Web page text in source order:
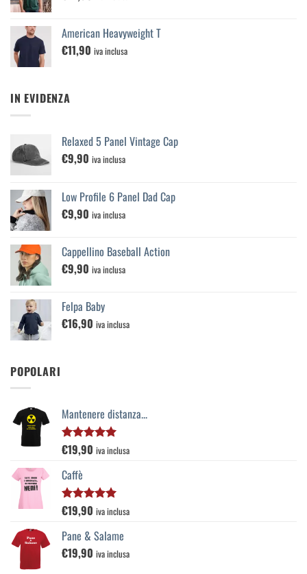
American Heavyweight T
€11,90 iva inclusa
IN EVIDENZA
Relaxed 5 Panel Vintage Cap
€9,90 iva inclusa
Low Profile 6 Panel Dad Cap
€9,90 iva inclusa
Cappellino Baseball Action
€9,90 iva inclusa
Felpa Baby
€16,90 iva inclusa
POPOLARI
Mantenere distanza...
Valutato
5.00
€19,90 iva inclusa
Caffè
Valutato
5.00
€19,90 iva inclusa
Pane & Salame
€19,90 iva inclusa